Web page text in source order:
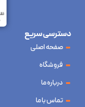
دسترسی سریع
صفحه اصلی
فروشگاه
درباره ما
تماس با ما